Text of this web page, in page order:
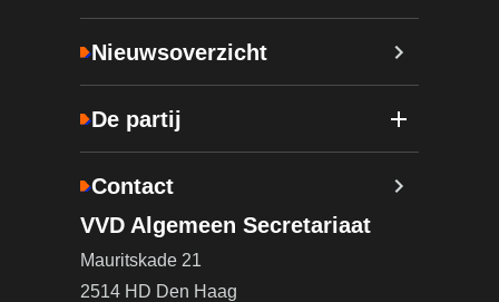
Nieuwsoverzicht
De partij
Contact
VVD Algemeen Secretariaat
Mauritskade 21
2514 HD Den Haag